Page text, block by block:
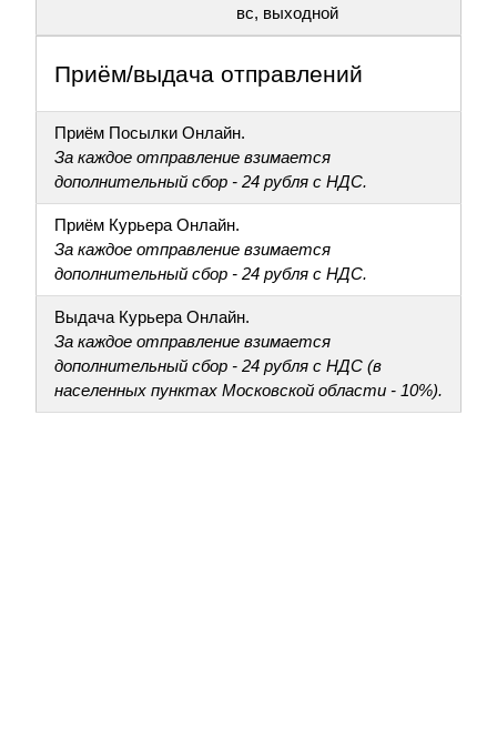
вс, выходной
Приём/выдача отправлений
Приём Посылки Онлайн.
За каждое отправление взимается
дополнительный сбор - 24 рубля с НДС.
Приём Курьера Онлайн.
За каждое отправление взимается
дополнительный сбор - 24 рубля с НДС.
Выдача Курьера Онлайн.
За каждое отправление взимается
дополнительный сбор - 24 рубля с НДС (в
населенных пунктах Московской области - 10%).